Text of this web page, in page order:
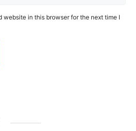
website in this browser for the next time I